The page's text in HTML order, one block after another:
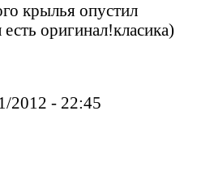
крылья опустил
оригинал!класика)
2012 - 22:45